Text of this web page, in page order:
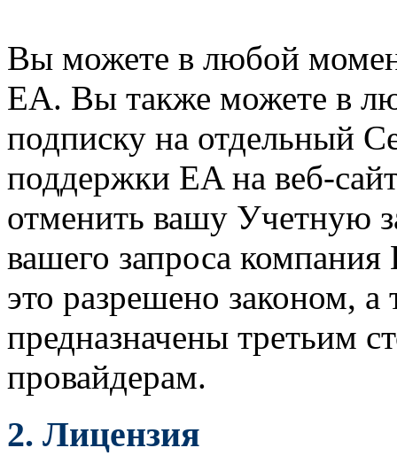
Вы можете в любой
EA. Вы также можете в
подписку на отдельный
поддержки EA на веб-
отменить вашу Учетную
вашего запроса
это разрешено законом,
предназначены третьим
провайдерам.
2. Лицензия